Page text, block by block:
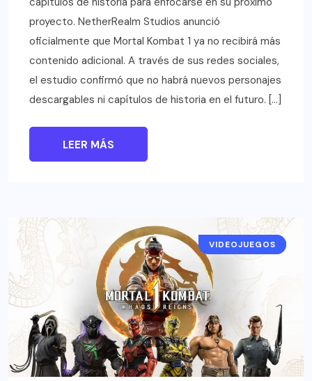
proyecto. NetherRealm Studios anunció
oficialmente que Mortal Kombat 1 ya no recibirá más
contenido adicional. A través de sus redes sociales,
el estudio confirmó que no habrá nuevos personajes
descargables ni capítulos de historia en el futuro. […]
LEER MÁS
NOTICIAS
VIDEOJUEGOS